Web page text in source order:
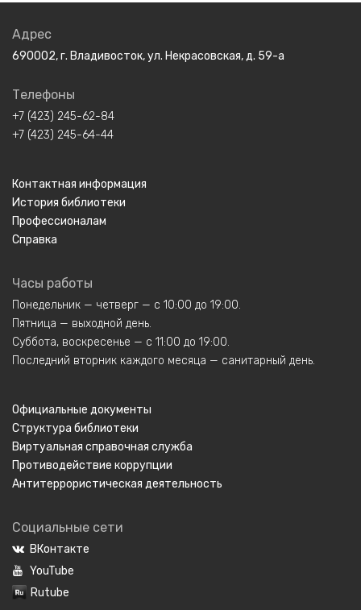
Адрес
690002, г. Владивосток, ул. Некрасовская, д. 59-а
Телефоны
+7 (423) 245-62-84
+7 (423) 245-64-44
Контактная информация
История библиотеки
Профессионалам
Справка
Часы работы
Понедельник — четверг — с 10:00 до 19:00.
Пятница — выходной день.
Суббота, воскресенье — с 11:00 до 19:00.
Последний вторник каждого месяца — санитарный день.
Официальные документы
Структура библиотеки
Виртуальная справочная служба
Противодействие коррупции
Антитеррористическая деятельность
Социальные сети
ВКонтакте
YouTube
Rutube